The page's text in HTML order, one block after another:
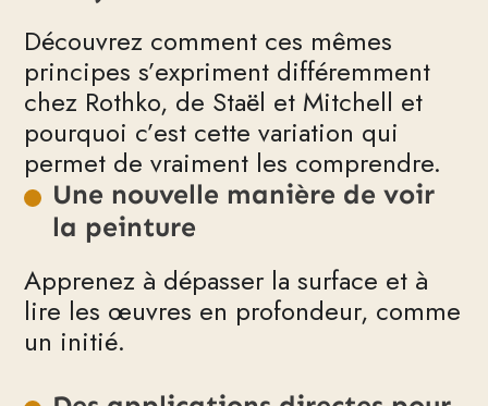
Découvrez comment ces mêmes
principes s’expriment différemment
chez Rothko, de Staël et Mitchell et
pourquoi c’est cette variation qui
permet de vraiment les comprendre.
Une nouvelle manière de voir
la peinture
Apprenez à dépasser la surface et à
lire les œuvres en profondeur, comme
un initié.